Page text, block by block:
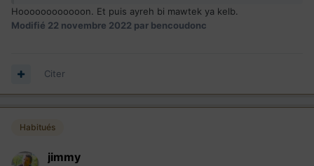
Hoooooooooooon. Et puis ayreh bi mawtek ya kelb.
Modifié 22 novembre 2022 par bencoudonc
Citer
Habitués
jimmy